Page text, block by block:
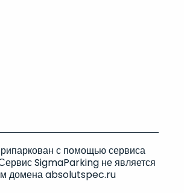
с помощью сервиса
SigmaParking не является
домена absolutspec.ru